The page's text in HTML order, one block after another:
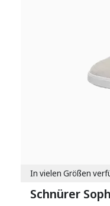
In vielen Größen
Schnürer